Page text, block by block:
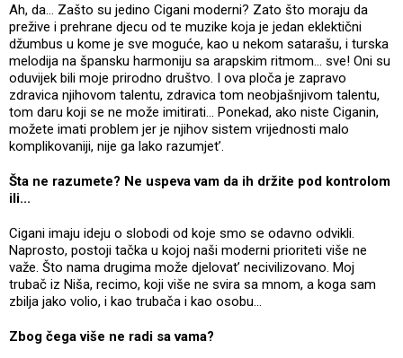
Ah, da... Zašto su jedino Cigani moderni? Zato što moraju da
prežive i prehrane djecu od te muzike koja je jedan eklektični
džumbus u kome je sve moguće, kao u nekom satarašu, i turska
melodija na špansku harmoniju sa arapskim ritmom... sve! Oni su
oduvijek bili moje prirodno društvo. I ova ploča je zapravo
zdravica njihovom talentu, zdravica tom neobjašnjivom talentu,
tom daru koji se ne može imitirati... Ponekad, ako niste Ciganin,
možete imati problem jer je njihov sistem vrijednosti malo
komplikovaniji, nije ga lako razumjet’.
Šta ne razumete? Ne uspeva vam da ih držite pod kontrolom
ili...
Cigani imaju ideju o slobodi od koje smo se odavno odvikli.
Naprosto, postoji tačka u kojoj naši moderni prioriteti više ne
važe. Što nama drugima može djelovat’ necivilizovano. Moj
trubač iz Niša, recimo, koji više ne svira sa mnom, a koga sam
zbilja jako volio, i kao trubača i kao osobu...
Zbog čega više ne radi sa vama?